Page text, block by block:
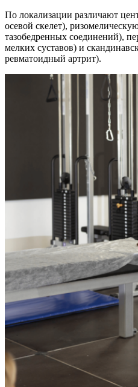
По локализации различают
осевой скелет),
тазобедренных соединений),
мелких суставов) и
ревматоидный артрит).